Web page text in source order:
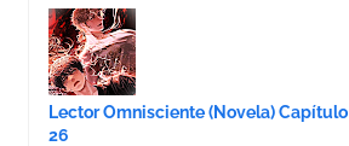
Lector Omnisciente (Novela) Capítulo
26